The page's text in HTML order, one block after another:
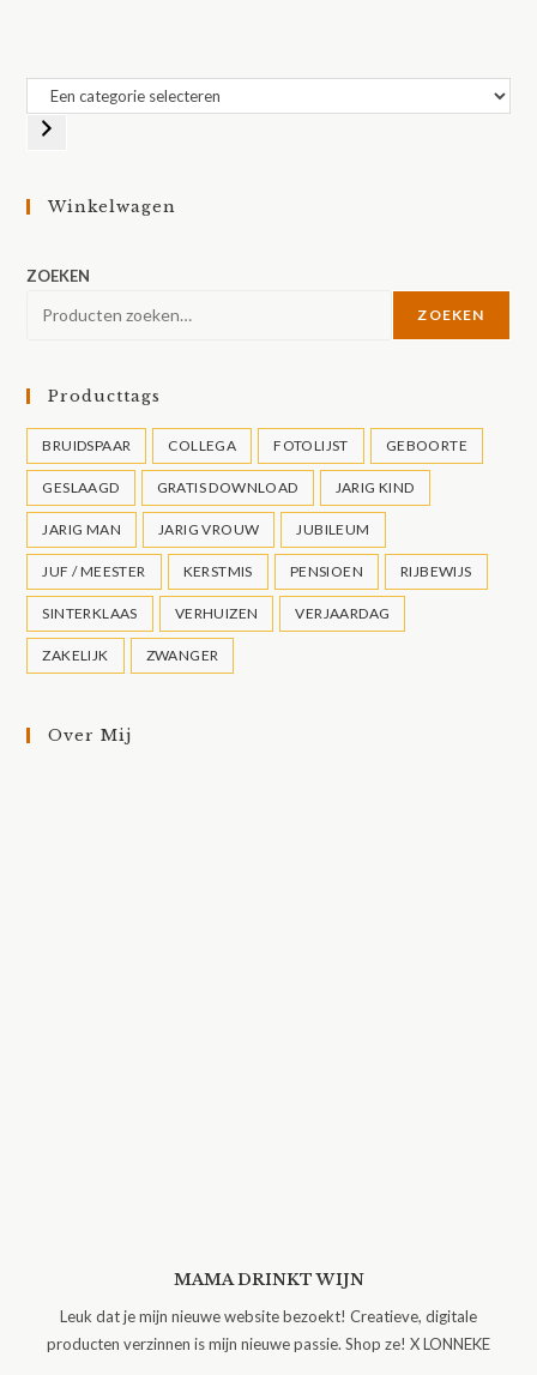
Een
categorie
Winkelwagen
ZOEKEN
ZOEKEN
Producttags
BRUIDSPAAR COLLEGA FOTOLIJST GEBOORTE
GESLAAGD GRATIS DOWNLOAD JARIG KIND
JARIG MAN JARIG VROUW JUBILEUM
JUF / MEESTER KERSTMIS PENSIOEN RIJBEWIJS
SINTERKLAAS VERHUIZEN VERJAARDAG
ZAKELIJK ZWANGER
Over Mij
MAMA DRINKT WIJN
Leuk dat je mijn nieuwe website bezoekt! Creatieve, digitale
producten verzinnen is mijn nieuwe passie. Shop ze! X LONNEKE